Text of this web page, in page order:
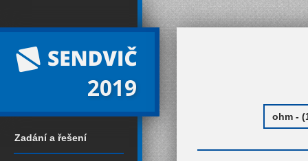
2019
Zadání a řešení